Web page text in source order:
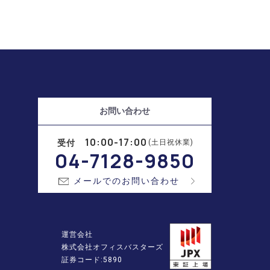
お問い合わせ
受付 10:00-17:00 (土日祝休業)
04-7128-9850
メールでのお問い合わせ
運営会社
株式会社オフィスバスターズ
証券コード:5890